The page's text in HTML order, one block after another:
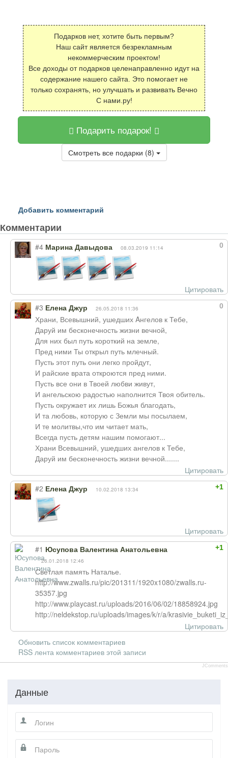
Подарков нет, хотите быть первым?
Наш сайт является безрекламным
некоммерческим проектом!
Все доходы от подарков целенаправленно идут на
содержание нашего сайта. Это помогает не
только сохранять, но улучшать и развивать Вечно
С нами.ру!
Подарить подарок!
Смотреть все подарки (8)
Добавить комментарий
Комментарии
0
#4 Марина Давыдова 08.03.2019 11:14
Цитировать
0
#3 Елена Джур 26.05.2018 11:36
Храни, Всевышний, ушедших Aнгелов к Тебе,
Даруй им бесконечность жизни вечной,
Для них был путь короткий на земле,
Пред ними Ты открыл путь млечный.
Пусть этот путь они легко пройдут,
И райские врата откроются пред ними.
Пусть все они в Твоей любви живут,
И ангельскою радостью наполнится Твоя обитель.
Пусть окружает их лишь Божья благодать,
И та любовь, которую с Земли мы посылаем,
И те молитвы,что им читает мать,
Всегда пусть детям нашим помогают...
Храни Всевышний, ушедших ангелов к Тебе,
Даруй им бесконечность жизни вечной.......
Цитировать
+1
#2 Елена Джур 10.02.2018 13:34
Цитировать
+1
#1 Юсупова Валентина Анатольевна
26.01.2018 12:46
Светлая память Наталье.
http://www.zwalls.ru/pic/201311/1920x1080/zwalls.ru-
35357.jpg
http://www.playcast.ru/uploads/2016/06/02/18858924.jpg
http://neldekstop.ru/uploads/images/k/r/a/
Цитировать
Обновить список комментариев
RSS лента комментариев этой записи
JComments
Данные